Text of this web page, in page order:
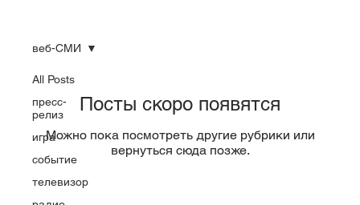
All Posts
пресс-
релиз
игра
событие
телевизор
веб-СМИ
Посты скоро появятся
Можно пока посмотреть другие рубрики или
вернуться сюда позже.